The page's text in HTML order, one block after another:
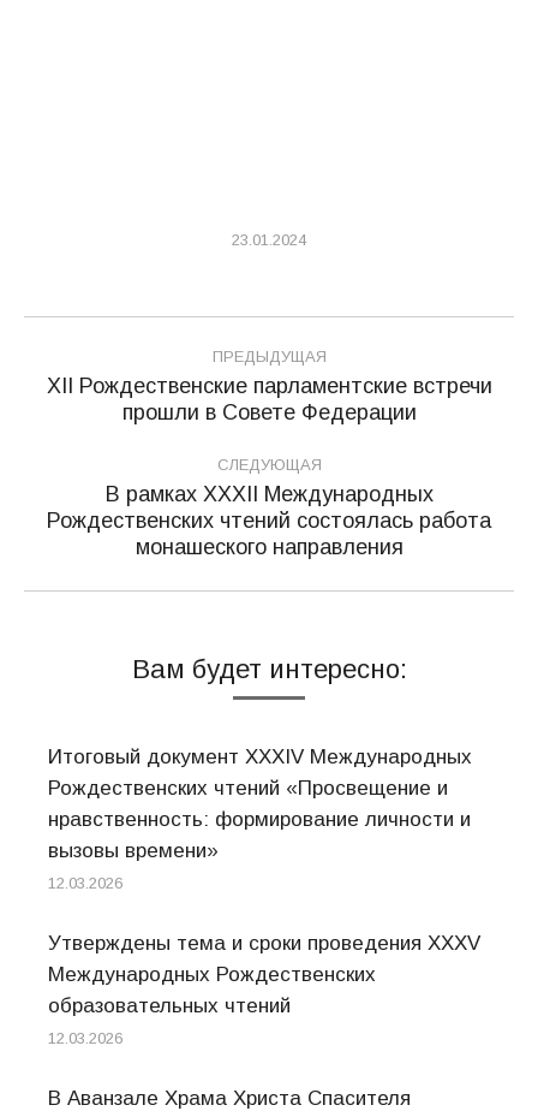
23.01.2024
Навигация
по
записям
ПРЕДЫДУЩАЯ
Предыдущая
запись:
XII Рождественские парламентские встречи
прошли в Совете Федерации
СЛЕДУЮЩАЯ
Следующая
запись:
В рамках XXXII Международных
Рождественских чтений состоялась работа
монашеского направления
Вам будет интересно:
Итоговый документ XXХIV Международных
Рождественских чтений «Просвещение и
нравственность: формирование личности и
вызовы времени»
12.03.2026
Утверждены тема и сроки проведения XXXV
Международных Рождественских
образовательных чтений
12.03.2026
В Аванзале Храма Христа Спасителя